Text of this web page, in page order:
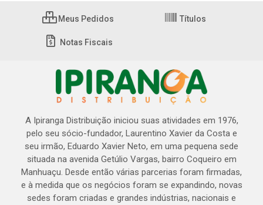
Meus Pedidos Títulos
Notas Fiscais
A Ipiranga Distribuição iniciou suas atividades em 1976,
pelo seu sócio-fundador, Laurentino Xavier da Costa e
seu irmão, Eduardo Xavier Neto, em uma pequena sede
situada na avenida Getúlio Vargas, bairro Coqueiro em
Manhuaçu. Desde então várias parcerias foram firmadas,
e à medida que os negócios foram se expandindo, novas
sedes foram criadas e grandes indústrias, nacionais e